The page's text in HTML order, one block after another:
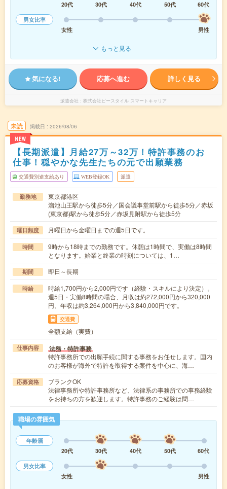
20代
30代 40代 50代
60代
男女比率
女性
男性
もっと見る
気になる! 応募へ進む 詳しく見る
派遣会社 株式会社ビースタイル スマートキャリア
未読
NEW
掲載日 2026/08/06
【長期派遣】月給27万～32万！特許事務のお
仕事！穏やかな先生たちの元で出願業務
交通費別途支給あり WEB登録OK 派遣
勤務地
東京都港区
溜池山王駅から徒歩5分／国会議事堂前駅から徒歩5分／赤坂
(東京都)駅から徒歩5分／赤坂見附駅から徒歩5分
曜日頻度 月曜日から金曜日までの週5日です。
時間
9時から18時までの勤務です。休憩は1時間で、実働は8時間
となります。始業と終業の時刻については、1…
期間 即日～長期
時給
時給1,700円から2,000円です（経験・スキルにより決定）。
週5日・実働8時間の場合、月収は約272,000円から320,000
円、年収は約3,264,000円から3,840,000円です。
交通費
全額支給（実費）
仕事内容 法務・特許事務
特許事務所での出願手続に関する事務をお任せします。国内
のお客様が海外で特許を取得する案件を中心に、海…
応募資格
ブランクOK
法律事務所や特許事務所など、法律系の事務所での事務経験
をお持ちの方を歓迎します。特許事務のご経験は問…
職場の雰囲気
年齢層
20代
30代 40代 50代
60代
男女比率
女性
男性